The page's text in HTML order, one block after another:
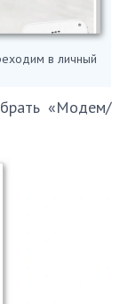
в личный
«Модем/